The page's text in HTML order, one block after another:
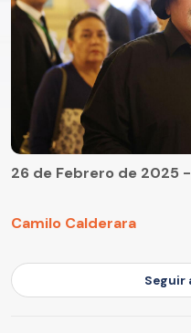
Camilo Calderara
26 de Febrero de 2025 -
Seguir